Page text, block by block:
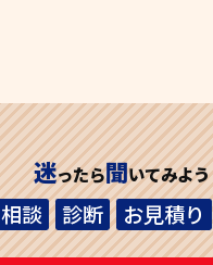
迷ったら聞いてみよ
相談 診断 お見積り